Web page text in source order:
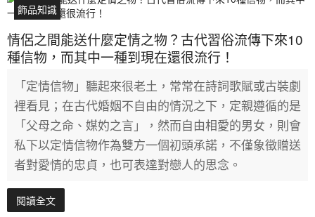
飾品知識
情侶之間能送什麼定情之物？古代習俗流傳下來10
種信物，而其中一種到現在還很流行！
「定情信物」聽起來很老土，常常在詩詞歌賦或古裝劇
裡看見；在古代婚姻不自由的情況之下，定親遵循的是
「父母之命、媒妁之言」，然而自由相愛的男女，則會
私下以定情信物作為雙方一個初頭承諾，不僅象徵贈送
者對愛情的忠貞，也可表達對戀人的思念。
閱讀全文